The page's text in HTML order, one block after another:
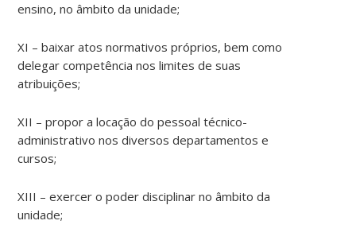
ensino, no âmbito da unidade;
XI – baixar atos normativos próprios, bem como
delegar competência nos limites de suas
atribuições;
XII – propor a locação do pessoal técnico-
administrativo nos diversos departamentos e
cursos;
XIII – exercer o poder disciplinar no âmbito da
unidade;